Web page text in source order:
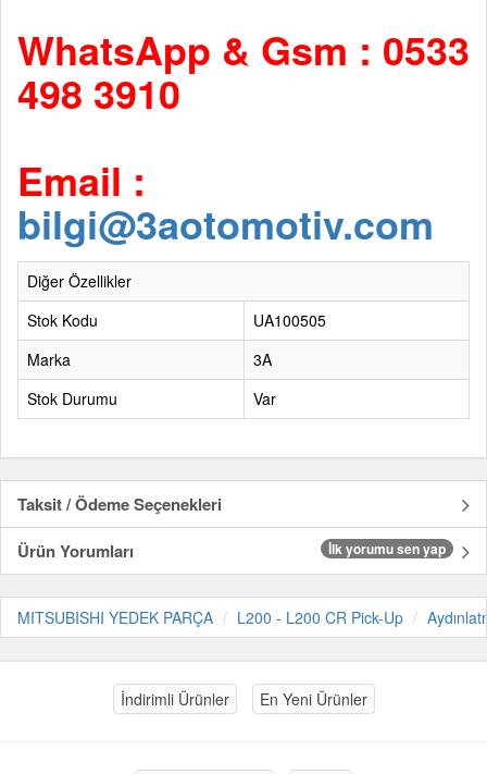
WhatsApp & Gsm : 0533
498 3910
Email :
bilgi@3aotomotiv.com
Diğer Özellikler
Stok Kodu
UA100505
Marka
3A
Stok Durumu
Var
Taksit / Ödeme Seçenekleri
Ürün Yorumları
İlk yorumu sen yap
MITSUBISHI YEDEK PARÇA L200 - L200 CR Pick-Up
İndirimli Ürünler En Yeni Ürünler